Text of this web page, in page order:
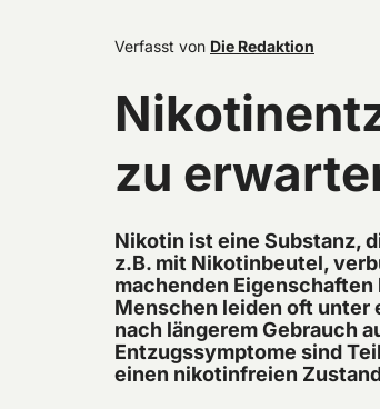
Verfasst von Die Redaktion
zu
Nikotin ist eine Substanz,
z.B. mit Nikotinbeutel,
machenden
Menschen leiden oft unter
nach längerem Gebrauch
Entzugssymptome sind
einen nikotinfreien